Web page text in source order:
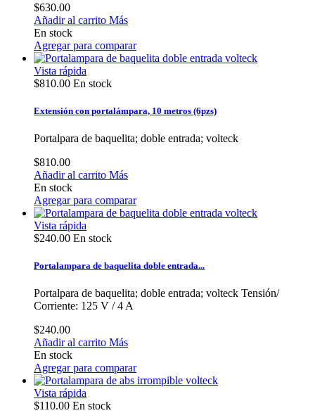
$630.00
Añadir al carrito Más
En stock
Agregar para comparar
Vista rápida
$810.00 En stock
Extensión con portalámpara, 10 metros (6pzs)
Portalpara de baquelita; doble entrada; volteck
$810.00
Añadir al carrito Más
En stock
Agregar para comparar
Vista rápida
$240.00 En stock
Portalampara de baquelita doble entrada...
Portalpara de baquelita; doble entrada; volteck Tensión/
Corriente: 125 V / 4 A
$240.00
Añadir al carrito Más
En stock
Agregar para comparar
Vista rápida
$110.00 En stock